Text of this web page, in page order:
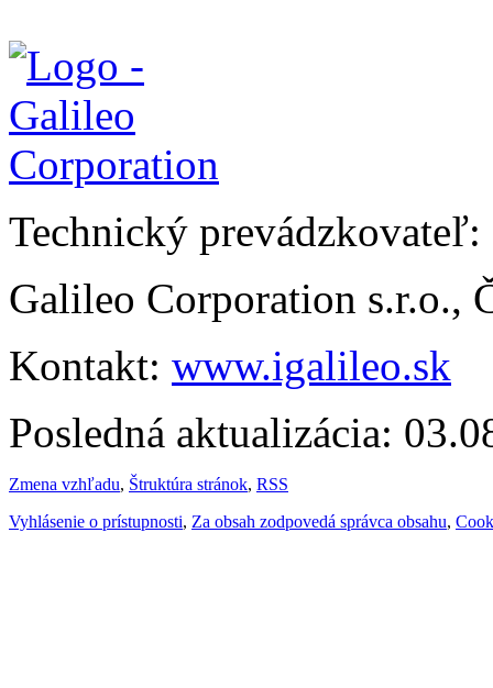
Technický prevádzkovateľ:
Galileo Corporation s.r.o.,
Kontakt: www.igalileo.sk
Posledná aktualizácia:
Zmena vzhľadu, Štruktúra stránok, RSS
Vyhlásenie o prístupnosti, Za obsah zodpovedá správca obsahu,